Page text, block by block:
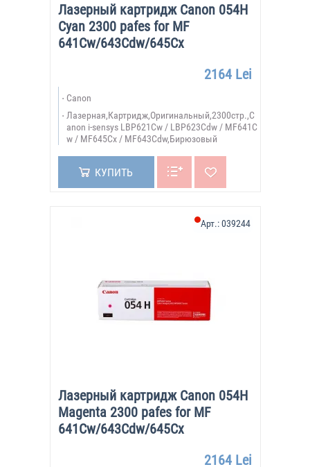
Лазерный картридж Canon 054H
Cyan 2300 pafes for MF
641Cw/643Cdw/645Cx
2164 Lei
Canon
Лазерная,Картридж,Оригинальный,2300стр.,C
anon i-sensys LBP621Cw / LBP623Cdw / MF641C
w / MF645Cx / MF643Cdw,Бирюзовый
КУПИТЬ
Лазерный картридж Canon 054H
Magenta 2300 pafes for MF
641Cw/643Cdw/645Cx
Арт.:039244
2164 Lei